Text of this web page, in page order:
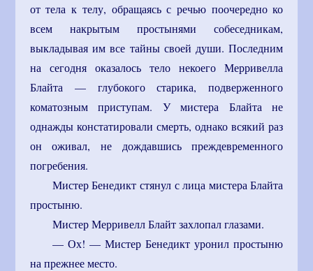
от тела к телу, обращаясь с речью поочередно ко
всем накрытым простынями собеседникам,
выкладывая им все тайны своей души. Последним
на сегодня оказалось тело некоего Мерривелла
Блайта — глубокого старика, подверженного
коматозным приступам. У мистера Блайта не
однажды констатировали смерть, однако всякий раз
он оживал, не дождавшись преждевременного
погребения.
Мистер Бенедикт стянул с лица мистера Блайта
простыню.
Мистер Мерривелл Блайт захлопал глазами.
— Ох! — Мистер Бенедикт уронил простыню
на прежнее место.